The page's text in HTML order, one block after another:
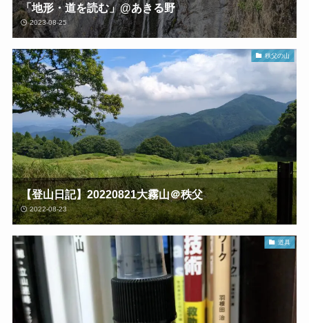
「地形・道を読む」@あきる野
2023-08-25
秩父の山
【登山日記】20220821大霧山＠秩父
2022-08-23
道具